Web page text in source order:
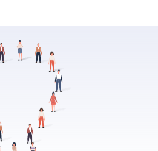
κατά των Εξαρτήσεων
Υποστήριξης Αστέγων
για το Παιδί
Συμβουλευτικής και